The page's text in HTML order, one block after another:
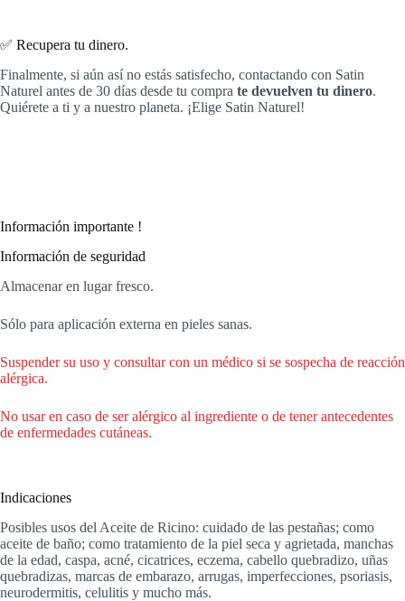
✅ Recupera tu dinero.
Finalmente, si aún así no estás satisfecho, contactando con Satin
Naturel antes de 30 días desde tu compra te devuelven tu dinero.
Quiérete a ti y a nuestro planeta. ¡Elige Satin Naturel!
Información importante !
Información de seguridad
Almacenar en lugar fresco.
Sólo para aplicación externa en pieles sanas.
Suspender su uso y consultar con un médico si se sospecha de reacción
alérgica.
No usar en caso de ser alérgico al ingrediente o de tener antecedentes
de enfermedades cutáneas.
Indicaciones
Posibles usos del Aceite de Ricino: cuidado de las pestañas; como
aceite de baño; como tratamiento de la piel seca y agrietada, manchas
de la edad, caspa, acné, cicatrices, eczema, cabello quebradizo, uñas
quebradizas, marcas de embarazo, arrugas, imperfecciones, psoriasis,
neurodermitis, celulitis y mucho más.